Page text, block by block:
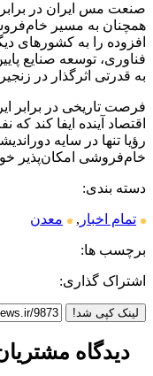
صنعت مس ایران در
همچنان به مسیر
افزوده را به کشورهای
فناوری، توسعه صنایع
به قدرتی اثرگذار در
فرصت تاریخی در برابر
اقتصاد آینده ایفا کند
رؤیا تنها در سایه
خام‌فروشی امکان‌پذیر
دسته بندی:
تمام اخبار , معدن
برچسب ها:
اشتراک گذاری:
لینک کپی شد!
دیدگاه